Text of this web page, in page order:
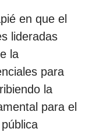
en que el
lideradas
la
para
la
para el